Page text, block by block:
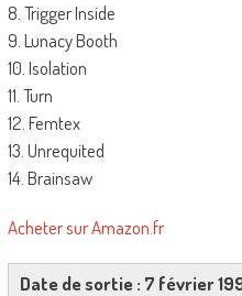
8. Trigger Inside
9. Lunacy Booth
10. Isolation
11. Turn
12. Femtex
13. Unrequited
14. Brainsaw
Acheter sur Amazon.fr
Date de sortie : 7 février